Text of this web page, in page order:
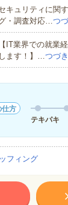
キュリティに関
・調査対応…つ
IT業界での就業
ます！】…つづ
仕方
テキパキ
フィング